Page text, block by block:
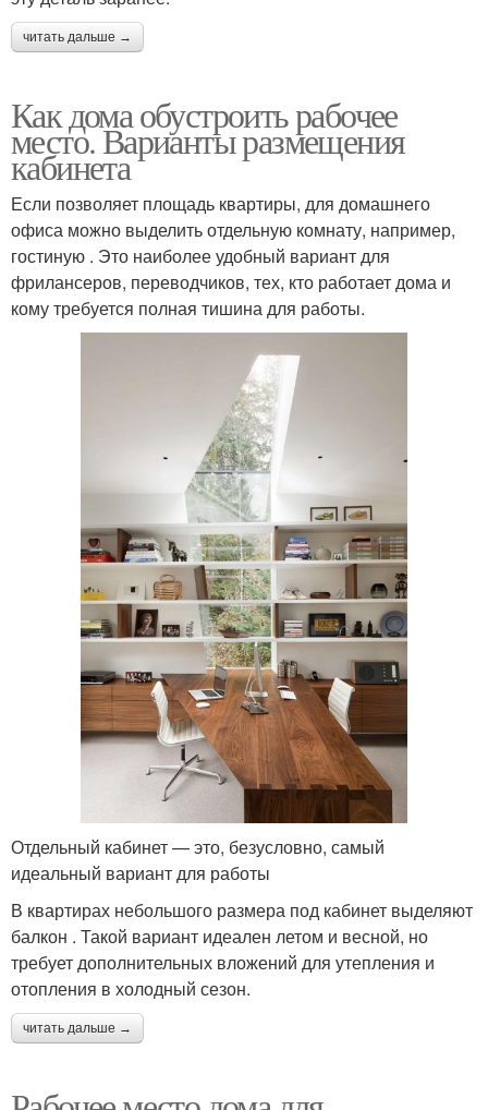
читать дальше →
Как дома обустроить рабочее
место. Варианты размещения
кабинета
Если позволяет площадь квартиры, для домашнего
офиса можно выделить отдельную комнату, например,
гостиную . Это наиболее удобный вариант для
фрилансеров, переводчиков, тех, кто работает дома и
кому требуется полная тишина для работы.
Отдельный кабинет — это, безусловно, самый
идеальный вариант для работы
В квартирах небольшого размера под кабинет выделяют
балкон . Такой вариант идеален летом и весной, но
требует дополнительных вложений для утепления и
отопления в холодный сезон.
читать дальше →